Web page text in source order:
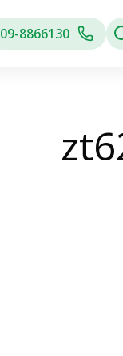
09-8866130